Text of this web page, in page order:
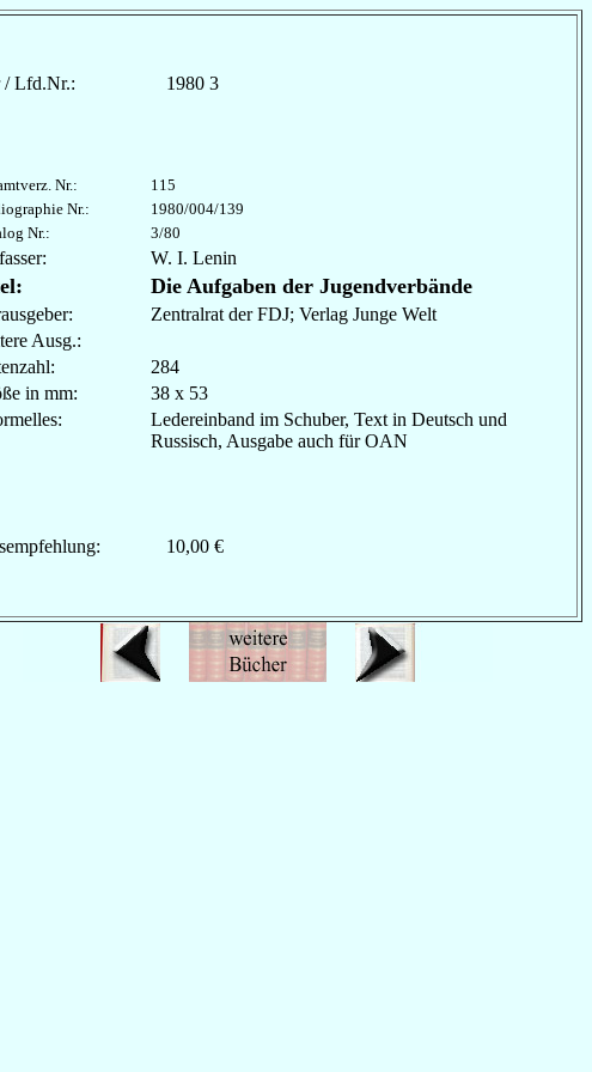
/ Lfd.Nr.: 1980 3
Nr.:
115
Nr.:
1980/004/139
Nr.:
3/80
W. I. Lenin
Die Aufgaben der Jugendverbände
Zentralrat der FDJ; Verlag Junge Welt
Ausg.:
284
in mm:
38 x 53
Ledereinband im Schuber, Text in Deutsch und
Russisch, Ausgabe auch für OAN
10,00 €